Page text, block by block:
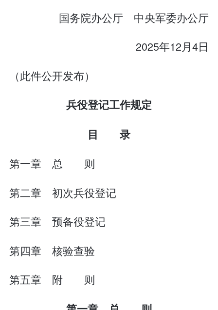
国务院办公厅 中央军委办公厅
2025年12月4日
（此件公开发布）
兵役登记工作规定
目 录
第一章 总 则
第二章 初次兵役登记
第三章 预备役登记
第四章 核验查验
第五章 附 则